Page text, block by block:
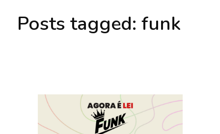
Posts tagged: funk